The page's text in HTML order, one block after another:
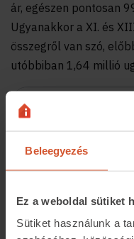
Beleegyezés
Ez a weboldal sütiket
Sütiket használunk a
ár, egészen pontosan
Ugyanakkor a XI. és
összegről van szó,
utóbbiban 1,64 millió